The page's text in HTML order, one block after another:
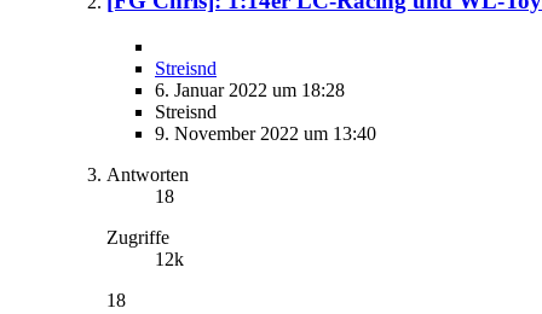
Streisnd
6. Januar 2022 um 18:28
Streisnd
9. November 2022 um 13:40
Antworten
18
Zugriffe
12k
18